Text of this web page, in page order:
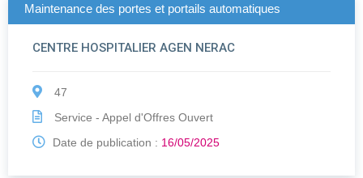
Maintenance des portes et portails automatiques
CENTRE HOSPITALIER AGEN NERAC
47
Service - Appel d'Offres Ouvert
Date de publication : 16/05/2025